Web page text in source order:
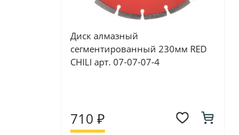
Диск алмазный
сегментированный 230мм RED
CHILI арт. 07-07-07-4
710 ₽